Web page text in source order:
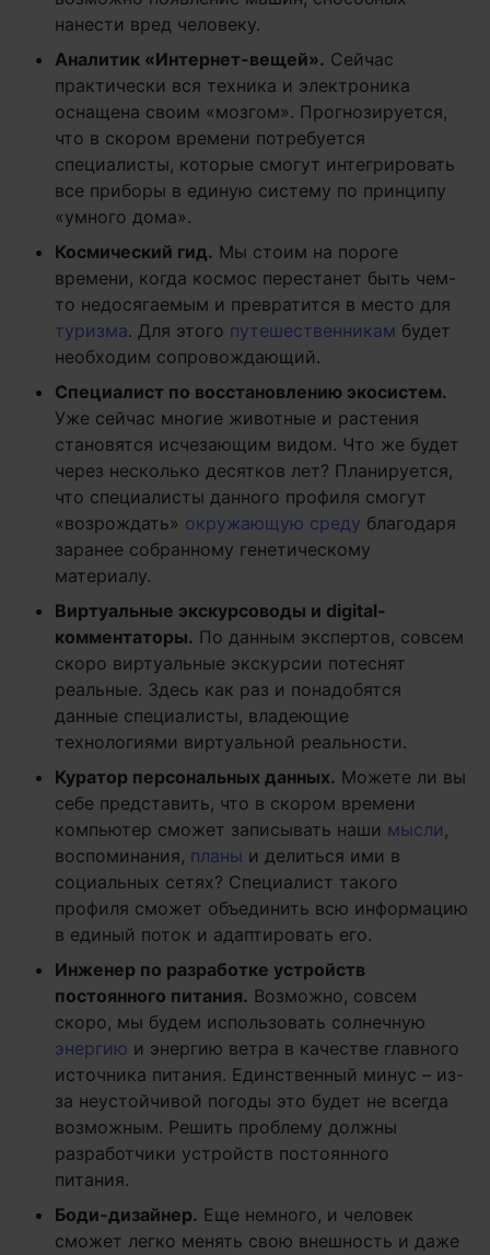
нанести вред человеку.
Аналитик «Интернет-вещей». Сейчас
практически вся техника и электроника
оснащена своим «мозгом». Прогнозируется,
что в скором времени потребуется
специалисты, которые смогут интегрировать
все приборы в единую систему по принципу
«умного дома».
Космический гид. Мы стоим на пороге
времени, когда космос перестанет быть чем-
то недосягаемым и превратится в место для
туризма. Для этого путешественникам будет
необходим сопровождающий.
Специалист по восстановлению экосистем.
Уже сейчас многие животные и растения
становятся исчезающим видом. Что же будет
через несколько десятков лет? Планируется,
что специалисты данного профиля смогут
«возрождать» окружающую среду благодаря
заранее собранному генетическому
материалу.
Виртуальные экскурсоводы и digital-
комментаторы. По данным экспертов, совсем
скоро виртуальные экскурсии потеснят
реальные. Здесь как раз и понадобятся
данные специалисты, владеющие
технологиями виртуальной реальности.
Куратор персональных данных. Можете ли вы
себе представить, что в скором времени
компьютер сможет записывать наши мысли ,
воспоминания, планы и делиться ими в
социальных сетях? Специалист такого
профиля сможет объединить всю информацию
в единый поток и адаптировать его.
Инженер по разработке устройств
постоянного питания. Возможно, совсем
скоро, мы будем использовать солнечную
энергию и энергию ветра в качестве главного
источника питания. Единственный минус – из-
за неустойчивой погоды это будет не всегда
возможным. Решить проблему должны
разработчики устройств постоянного
питания.
Боди-дизайнер. Еще немного, и человек
сможет легко менять свою внешность и даже